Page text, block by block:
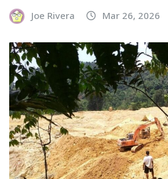
Joe Rivera Mar 26, 2026